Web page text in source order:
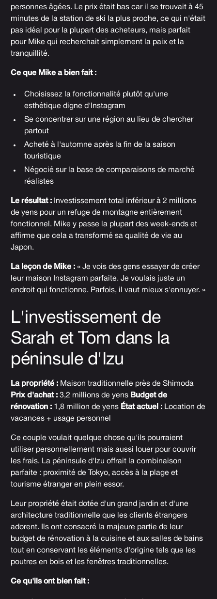
personnes âgées. Le prix était bas car il se trouvait à 45
minutes de la station de ski la plus proche, ce qui n'était
pas idéal pour la plupart des acheteurs, mais parfait
pour Mike qui recherchait simplement la paix et la
tranquillité.
Ce que Mike a bien fait :
Choisissez la fonctionnalité plutôt qu'une
esthétique digne d'Instagram
Se concentrer sur une région au lieu de chercher
partout
Acheté à l'automne après la fin de la saison
touristique
Négocié sur la base de comparaisons de marché
réalistes
Le résultat : Investissement total inférieur à 2 millions
de yens pour un refuge de montagne entièrement
fonctionnel. Mike y passe la plupart des week-ends et
affirme que cela a transformé sa qualité de vie au
Japon.
La leçon de Mike : « Je vois des gens essayer de créer
leur maison Instagram parfaite. Je voulais juste un
endroit qui fonctionne. Parfois, il vaut mieux s'ennuyer. »
L'investissement de
Sarah et Tom dans la
péninsule d'Izu
La propriété : Maison traditionnelle près de Shimoda
Prix d'achat : 3,2 millions de yens Budget de
rénovation : 1,8 million de yens État actuel : Location de
vacances + usage personnel
Ce couple voulait quelque chose qu'ils pourraient
utiliser personnellement mais aussi louer pour couvrir
les frais. La péninsule d'Izu offrait la combinaison
parfaite : proximité de Tokyo, accès à la plage et
tourisme étranger en plein essor.
Leur propriété était dotée d'un grand jardin et d'une
architecture traditionnelle que les clients étrangers
adorent. Ils ont consacré la majeure partie de leur
budget de rénovation à la cuisine et aux salles de bains
tout en conservant les éléments d'origine tels que les
poutres en bois et les fenêtres traditionnelles.
Ce qu'ils ont bien fait :